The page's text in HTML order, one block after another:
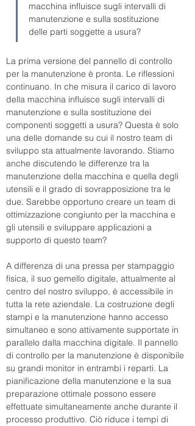
macchina influisce sugli intervalli di
manutenzione e sulla sostituzione
delle parti soggette a usura?
La prima versione del pannello di controllo
per la manutenzione è pronta. Le riflessioni
continuano. In che misura il carico di lavoro
della macchina influisce sugli intervalli di
manutenzione e sulla sostituzione dei
componenti soggetti a usura? Questa è solo
una delle domande su cui il nostro team di
sviluppo sta attualmente lavorando. Stiamo
anche discutendo le differenze tra la
manutenzione della macchina e quella degli
utensili e il grado di sovrapposizione tra le
due. Sarebbe opportuno creare un team di
ottimizzazione congiunto per la macchina e
gli utensili e sviluppare applicazioni a
supporto di questo team?
A differenza di una pressa per stampaggio
fisica, il suo gemello digitale, attualmente al
centro del nostro sviluppo, è accessibile in
tutta la rete aziendale. La costruzione degli
stampi e la manutenzione hanno accesso
simultaneo e sono attivamente supportate in
parallelo dalla macchina digitale. Il pannello
di controllo per la manutenzione è disponibile
su grandi monitor in entrambi i reparti. La
pianificazione della manutenzione e la sua
preparazione ottimale possono essere
effettuate simultaneamente anche durante il
processo produttivo. Ciò riduce i tempi di